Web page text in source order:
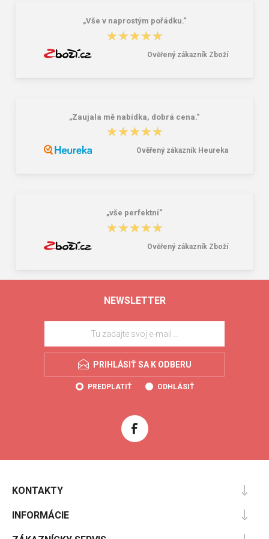
„Vše v naprostým pořádku.“
★★★★★
★★★★★
Ověřený zákazník Zboží
„Zaujala mě nabídka, dobrá cena.“
★★★★★
★★★★★
Ověřený zákazník Heureka
„vše perfektní“
★★★★★
★★★★★
Ověřený zákazník Zboží
NEWSLETTER
PRIHLÁSIŤ SA K ODBERU
PREDPLATIŤ ODHLÁSIŤ
KONTAKTY
INFORMÁCIE